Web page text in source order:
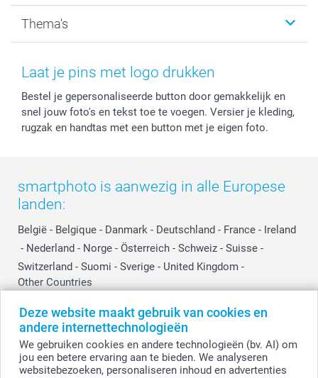
Deze website maakt gebruik van cookies en
andere internettechnologieën
We gebruiken cookies en andere technologieën (bv. AI) om
jou een betere ervaring aan te bieden. We analyseren
websitebezoeken, personaliseren inhoud en advertenties
Kaarten
Bestelproces
Herroepingsrecht
Privacy
Cookiebeleid
Reviews
Tevredenheidsgarantie
Mijn orderstatus
smartbonus
smartfriends
service@smartphoto.nl
Thema's
Baby
Moederdag
Vaderdag
Huwelijk
Laat je pins met logo drukken
Bestel je gepersonaliseerde button door gemakkelijk en
snel jouw foto's en tekst toe te voegen. Versier je kleding,
rugzak en handtas met een button met je eigen foto.
smartphoto is aanwezig in alle Europese
landen:
België - Belgique - Danmark - Deutschland - France - Ireland
- Nederland - Norge - Österreich - Schweiz - Suisse -
Switzerland - Suomi - Sverige - United Kingdom -
Other Countries
Alle prijzen zijn in EURO (€) inclusief BTW en exclusief verzendkosten.